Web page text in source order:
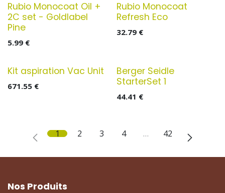
Rubio Monocoat Oil +
2C set - Goldlabel
Pine
5.99 €
Rubio Monocoat
Refresh Eco
32.79€
Kit aspiration Vac Unit
671.55 €
Berger Seidle
StarterSet 1
44.41 €
1 2 3 4 … 42
Nos Produits